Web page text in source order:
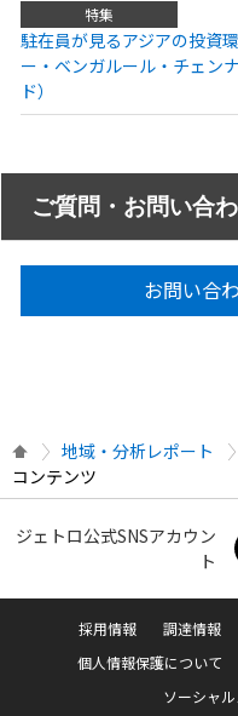
特集
駐在員が見るアジアの投資
ー・ベンガルール・チェン
ド）
ご質問・お問い合
お問い合
地域・分析レポート
コンテンツ
ジェトロ公式SNSアカウン
ト
採用情報 調達情報
個人情報保護について
ソーシャ